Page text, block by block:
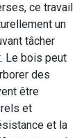
ce travail
un
tâcher
Le bois peut
des
être
et
et la